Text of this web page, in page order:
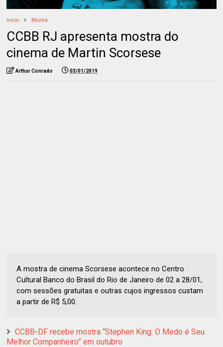
Início Mostra
CCBB RJ apresenta mostra do
cinema de Martin Scorsese
Arthur Conrado 03/01/2019
A mostra de cinema Scorsese acontece no Centro
Cultural Banco do Brasil do Rio de Janeiro de 02 a 28/01,
com sessões gratuitas e outras cujos ingressos custam
a partir de R$ 5,00.
CCBB-DF recebe mostra “Stephen King: O Medo é Seu
Melhor Companheiro” em outubro